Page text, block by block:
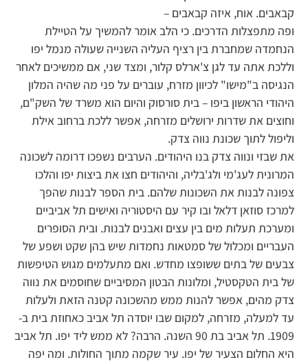
קבאבים. אוח, איזה קבאבים –
ופה מתפצלות הדרכים. כי הלב אומר להמשיך על הטיילת
הנחמדה שמחברת בין רציף העליה השנייה שעולה מנמל יפו
וללכת אתה עד לגן צ'ארלס קלור, ומצד שני, אם ממשיכים לאחר
הנגיסה ב"מישו" לכיוון מזרח, עוברים על פני מה שהיה המלון
היהודי הראשון ביפו – בית סורסוק והיום הוא משרד של השק"ם,
וחוצים את שדרות ירושלים מזרחה, אפשר ללכת ברחוב אילת
וליפול לתוך שכונת נווה צדק.
את שבזי ונווה צדק בנו היהודים. הערבים נשפכו דרומה לשכונה
המרונית לעג'מי ולג'בליה, והיהודים חצו את ביצות יפו והלכו
צפונה לבנות את השכונות שלהם. בית הספר לבנות שהפך
למרכז סוזאן דלאל ובו קיר עם היסטוריה ואישים תל אביביים
ומערכת תעלות מים בין עצים ואבנים לבנות. ובית הסופרים
העבריים ומכלול של סמטאות נחמדות שיש בהן שקט ושפע של
צבעים של בתים ששופצו מחדש. ואם מתעלמים מגוש הטיפשות
של בית הטקסטיל, ומלונות הבטון המסיביים שחוסמים את נווה
צדק מהים, אפשר להנות ממש מהשכונה קטנה הזאת ולעלות
עד למעלה, מזרחה, למקום שבו יוסדה תל אביב כאחוזת בית ב-
1909. תל אביב בת 90 השנה. הרבה? לא ממש ליד יפו. תל אביב
היא החלום הצעיר של יפו. עיר שקמה מתוך החולות. ומה יפה